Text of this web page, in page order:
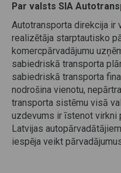
Par valsts SIA
Autotransporta direkcija
realizētāja starptautisko
komercpārvadājumu
sabiedriskā transporta
sabiedriskā transporta
nodrošina vienotu,
transporta sistēmu visā
uzdevums ir īstenot virkni
Latvijas
iespēja veikt